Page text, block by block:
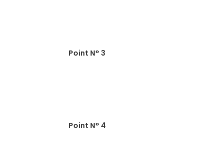
Point N° 3
Point N° 4